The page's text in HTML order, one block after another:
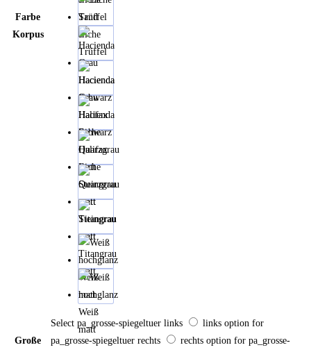
Farbe
Korpus
Sand
Eiche
Trüffel
Hacienda
Grau
Hacienda
Schwarz
Halifax
Eiche
Quarzgrau
matt
Steingrau
matt
Titangrau
matt
Weiß
hochglanz
Weiß
matt
Große
Select pa_grosse-spiegeltuer links
links option for
pa_grosse-spiegeltuer rechts
rechts option for pa_grosse-